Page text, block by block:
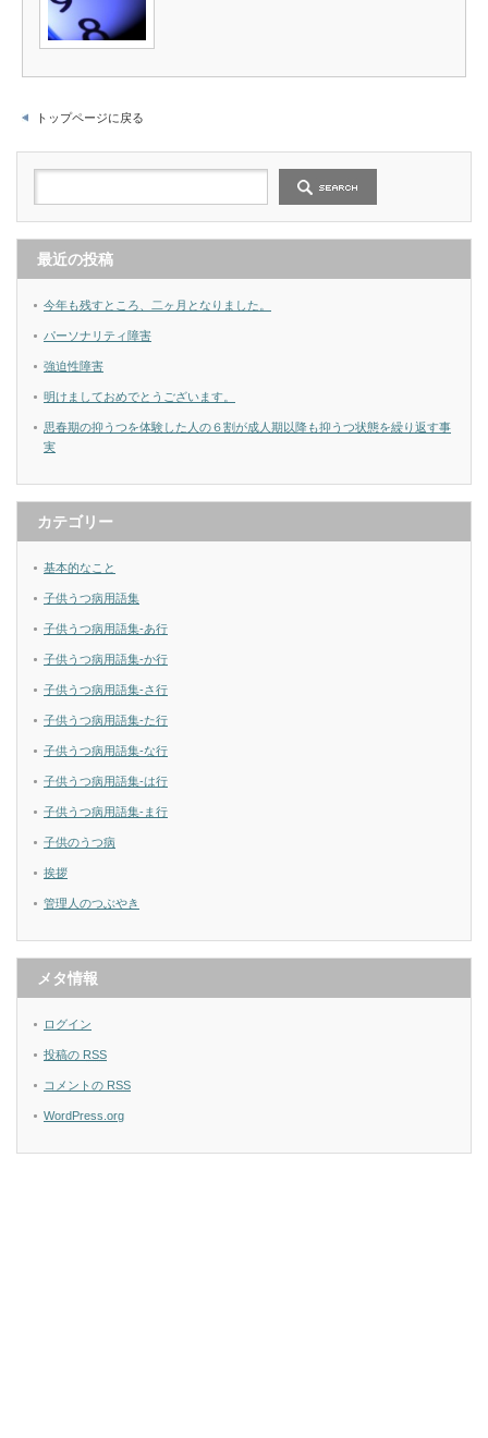
トップページに戻る
最近の投稿
今年も残すところ、二ヶ月となりました。
パーソナリティ障害
強迫性障害
明けましておめでとうございます。
思春期の抑うつを体験した人の６割が成人期以降も抑うつ状態を繰り返す事
実
カテゴリー
基本的なこと
子供うつ病用語集
子供うつ病用語集-あ行
子供うつ病用語集-か行
子供うつ病用語集-さ行
子供うつ病用語集-た行
子供うつ病用語集-な行
子供うつ病用語集-は行
子供うつ病用語集-ま行
子供のうつ病
挨拶
管理人のつぶやき
メタ情報
ログイン
投稿の RSS
コメントの RSS
WordPress.org